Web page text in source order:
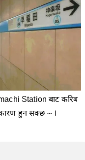
Station बाट करिब
हुन सक्छ～।